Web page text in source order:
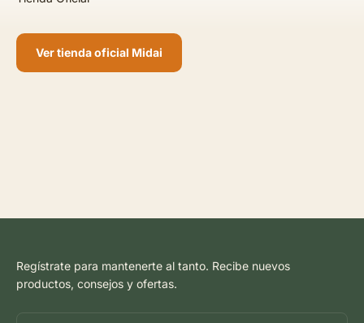
Ver tienda oficial Midai
Regístrate para mantenerte al tanto. Recibe nuevos
productos, consejos y ofertas.